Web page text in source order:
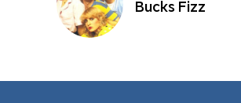
Bucks Fizz